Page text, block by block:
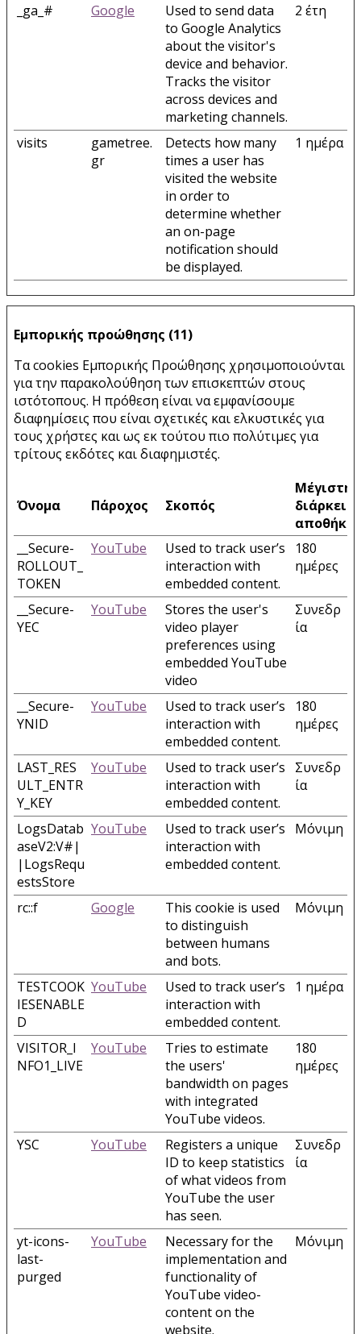
_ga_# Google
Used to send data
to Google Analytics
about the visitor's
device and behavior.
Tracks the visitor
across devices and
marketing channels.
2 έτη
visits
gametree.
gr
Detects how many
times a user has
visited the website
in order to
determine whether
an on-page
notification should
be displayed.
1 ημέρα
Εμπορικής προώθησης (11)
Τα cookies Εμπορικής Προώθησης χρησιμοποιούνται
για την παρακολούθηση των επισκεπτών στους
ιστότοπους. Η πρόθεση είναι να εμφανίσουμε
διαφημίσεις που είναι σχετικές και ελκυστικές για
τους χρήστες και ως εκ τούτου πιο πολύτιμες για
τρίτους εκδότες και διαφημιστές.
Όνομα Πάροχος Σκοπός
Μέγιστη
διάρκεια
__Secure-
ROLLOUT_
TOKEN
YouTube
Used to track user’s
interaction with
embedded content.
180
ημέρες
__Secure-
YEC
YouTube
Stores the user's
video player
preferences using
embedded YouTube
video
Συνεδρ
ία
__Secure-
YNID
YouTube
Used to track user’s
interaction with
embedded content.
180
ημέρες
LAST_RES
ULT_ENTR
Y_KEY
YouTube
Used to track user’s
interaction with
embedded content.
Συνεδρ
ία
LogsDatab
aseV2:V#|
|LogsRequ
estsStore
YouTube
Used to track user’s
interaction with
embedded content.
Μόνιμη
rc::f Google
This cookie is used
to distinguish
between humans
and bots.
Μόνιμη
TESTCOOK
IESENABLE
D
YouTube
Used to track user’s
interaction with
embedded content.
1 ημέρα
VISITOR_I
NFO1_LIVE
YouTube
Tries to estimate
the users'
bandwidth on pages
with integrated
YouTube videos.
180
ημέρες
YSC YouTube
Registers a unique
ID to keep statistics
of what videos from
YouTube the user
has seen.
Συνεδρ
ία
yt-icons-
last-
purged
YouTube
Necessary for the
implementation and
functionality of
YouTube video-
content on the
website.
Μόνιμη